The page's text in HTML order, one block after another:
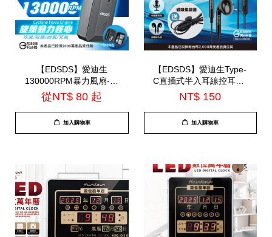
【EDSDS】愛迪生
130000RPM暴力風扇-附
贈收納包(EDS-
B262)=TS-B2016
從NT$ 80 起
加入購物車
【EDSDS】愛迪生Type-
C直插式半入耳線控耳機-
內建麥克風(EDS-C536)
NT$ 150
加入購物車